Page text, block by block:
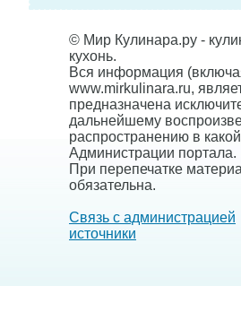
© Мир Кулинара.ру -
кухонь.
Вся информация
www.mirkulinara.ru,
предназначена
дальнейшему
распространению в
Администрации портала.
При перепечатке
обязательна.
Связь с администрацией
источники